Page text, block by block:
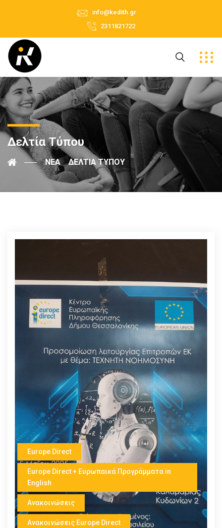
info@kedith.gr
2311821722
Δελτία Τύπου
ΝΈΑ ΔΕΛΤΊΑ ΤΎΠΟΥ
Europe Direct
Europe Direct + Ευρωπαικά Προγράμματα in
English
Ανακοινώσεις
Ανακοινώσεις Europe Direct